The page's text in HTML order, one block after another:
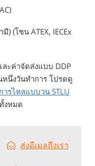
) (โซน ATEX, IECEx
ะค่าจัดส่งแบบ DDP
นึ่งวันทำการ โปรดดู
ารไหลแบบวน STLU
งหมด
ส่งอีเมลถึงเรา